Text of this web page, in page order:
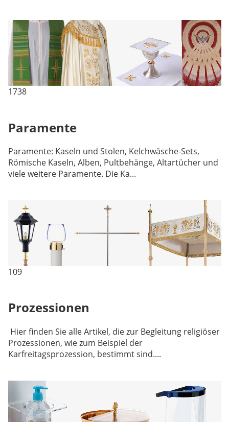
1738
Paramente
Paramente: Kaseln und Stolen, Kelchwäsche-Sets,
Römische Kaseln, Alben, Pultbehänge, Altartücher und
viele weitere Paramente. Die Ka...
109
Prozessionen
Hier finden Sie alle Artikel, die zur Begleitung religiöser
Prozessionen, wie zum Beispiel der
Karfreitagsprozession, bestimmt sind....